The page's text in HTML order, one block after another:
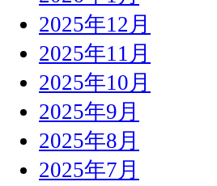
2025年12月
2025年11月
2025年10月
2025年9月
2025年8月
2025年7月